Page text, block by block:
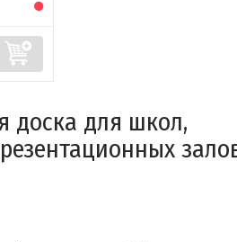
доска для школ,